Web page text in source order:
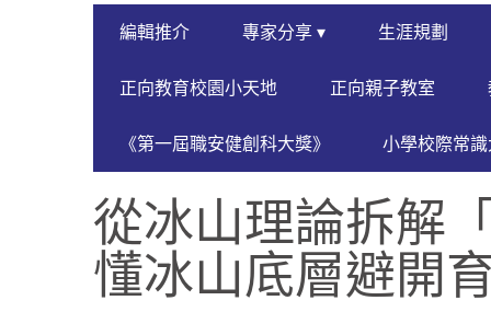
PRIMARY
NAVIGATION
編輯推介 專家分享 ▾ 生涯規劃
正向教育校園小天地 正向親子教室
《第一屆職安健創科大獎》 小學校際常
從冰山理論拆解
懂冰山底層避開